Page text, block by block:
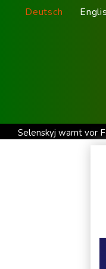
Deutsch
Selenskyj warnt vor